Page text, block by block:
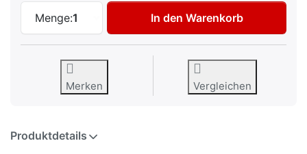
Menge:1
Autolack Lackstift für Mercedes 939
In den Warenkorb
Merken Vergleichen
Produktdetails